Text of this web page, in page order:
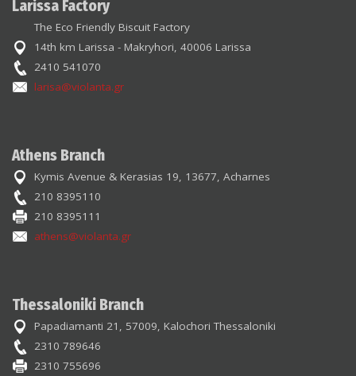
Larissa Factory
The Eco Friendly Biscuit Factory
14th km Larissa - Makryhori, 40006 Larissa
2410 541070
larisa@violanta.gr
Athens Branch
Kymis Avenue & Kerasias 19, 13677, Acharnes
210 8395110
210 8395111
athens@violanta.gr
Thessaloniki Branch
Papadiamanti 21, 57009, Kalochori Thessaloniki
2310 789646
2310 755696